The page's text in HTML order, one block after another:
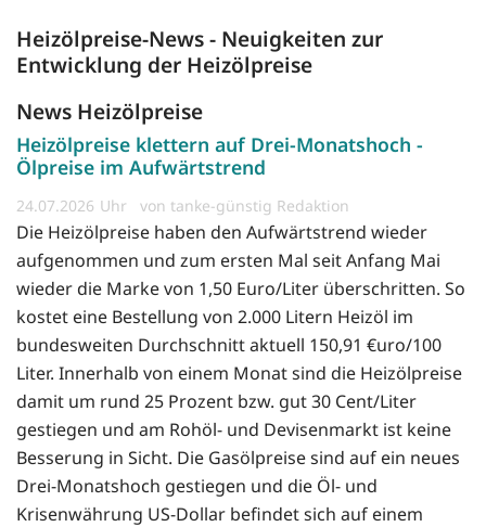
Heizölpreise-News - Neuigkeiten zur
Entwicklung der Heizölpreise
News Heizölpreise
Heizölpreise klettern auf Drei-Monatshoch -
Ölpreise im Aufwärtstrend
24.07.2026 von tanke-günstig Redaktion
Die Heizölpreise haben den Aufwärtstrend wieder
aufgenommen und zum ersten Mal seit Anfang Mai
wieder die Marke von 1,50 Euro/Liter überschritten. So
kostet eine Bestellung von 2.000 Litern Heizöl im
bundesweiten Durchschnitt aktuell 150,91 €uro/100
Liter. Innerhalb von einem Monat sind die Heizölpreise
damit um rund 25 Prozent bzw. gut 30 Cent/Liter
gestiegen und am Rohöl- und Devisenmarkt ist keine
Besserung in Sicht. Die Gasölpreise sind auf ein neues
Drei-Monatshoch gestiegen und die Öl- und
Krisenwährung US-Dollar befindet sich auf einem